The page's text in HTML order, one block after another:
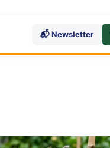
📬 Newsletter